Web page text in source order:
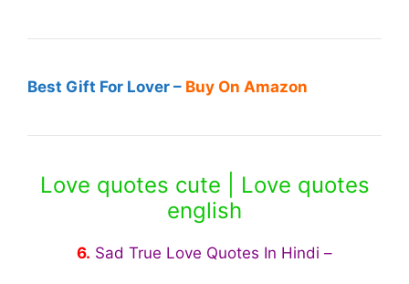
Best Gift For Lover – Buy On Amazon
Love quotes cute | Love quotes
english
6. Sad True Love Quotes In Hindi –